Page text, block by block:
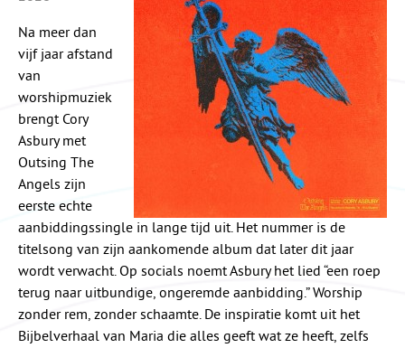
Na meer dan
vijf jaar afstand
van
worshipmuziek
brengt Cory
Asbury met
Outsing The
Angels zijn
eerste echte
aanbiddingssingle in lange tijd uit. Het nummer is de
titelsong van zijn aankomende album dat later dit jaar
wordt verwacht. Op socials noemt Asbury het lied “een roep
terug naar uitbundige, ongeremde aanbidding.” Worship
zonder rem, zonder schaamte. De inspiratie komt uit het
Bijbelverhaal van Maria die alles geeft wat ze heeft, zelfs